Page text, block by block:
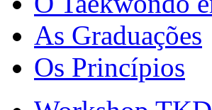
As Graduações
Os Princípios